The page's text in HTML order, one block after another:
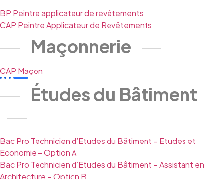
BP Peintre applicateur de revêtements
CAP Peintre Applicateur de Revêtements
Maçonnerie
CAP Maçon
Études du Bâtiment
Bac Pro Technicien d’Etudes du Bâtiment – Etudes et
Economie – Option A
Bac Pro Technicien d’Etudes du Bâtiment – Assistant en
Architecture – Option B